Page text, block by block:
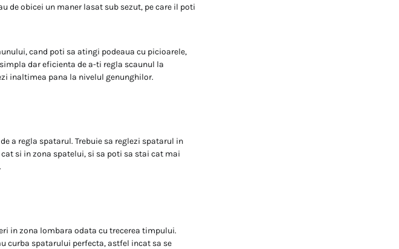
de obicei un maner lasat sub sezut, pe care il poti
cand poti sa atingi podeaua cu picioarele,
dar eficienta de a-ti regla scaunul la
inaltimea pana la nivelul genunghilor.
a regla spatarul. Trebuie sa reglezi spatarul in
si in zona spatelui, si sa poti sa stai cat mai
in zona lombara odata cu trecerea timpului.
curba spatarului perfecta, astfel incat sa se